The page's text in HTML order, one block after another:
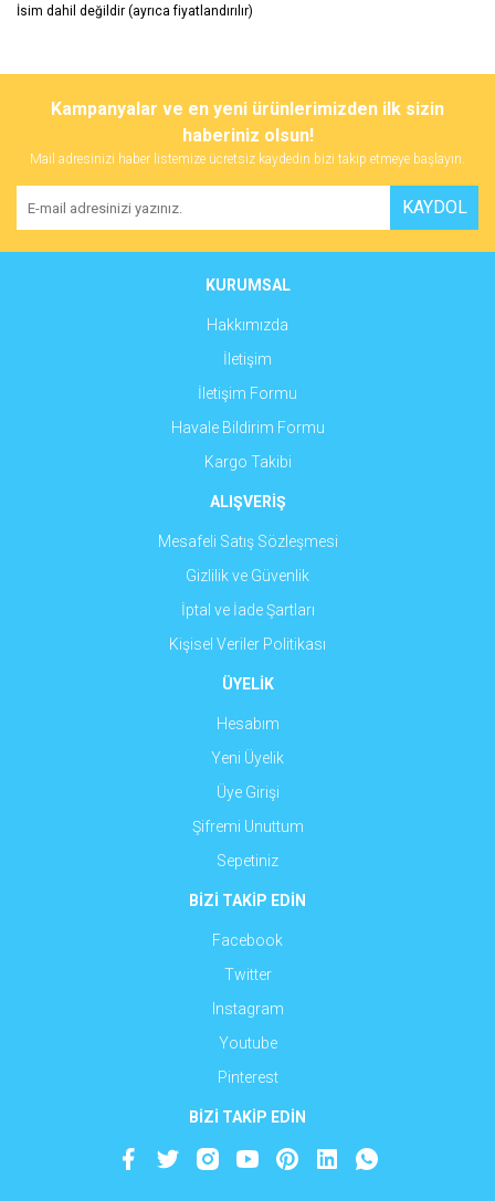
İsim dahil değildir (ayrıca fiyatlandırılır)
Bu ürüne ilk yorumu siz yapın!
Yorum Yaz
tarafımıza iletebilirsiniz.
Görüş ve önerileriniz için teşekkür ederiz.
Ürün resmi kalitesiz, bozuk veya görüntülenemiyor.
Ürün açıklamasında eksik bilgiler bulunuyor.
Ürün fiyatı diğer sitelerden daha pahalı.
Gönder
Kampanyalar ve en yeni ürünlerimizden ilk sizin
haberiniz olsun!
Mail adresinizi haber listemize ücretsiz kaydedin bizi takip etmeye başlayın.
KAYDOL
KURUMSAL
Hakkımızda
İletişim
İletişim Formu
Havale Bildirim Formu
Kargo Takibi
ALIŞVERİŞ
Mesafeli Satış Sözleşmesi
Gizlilik ve Güvenlik
İptal ve İade Şartları
Kişisel Veriler Politikası
ÜYELİK
Hesabım
Yeni Üyelik
Üye Girişi
Şifremi Unuttum
Sepetiniz
BİZİ TAKİP EDİN
Facebook
Twitter
Instagram
Youtube
Pinterest
BİZİ TAKİP EDİN